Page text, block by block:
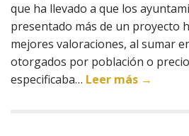
que ha llevado a que los
presentado más de un proyecto
mejores valoraciones, al sumar
otorgados por población o
especificaba… Leer más →